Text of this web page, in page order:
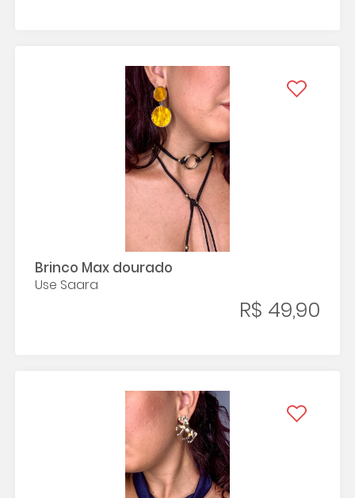
Brinco Max dourado
Use Saara
R$ 49,90